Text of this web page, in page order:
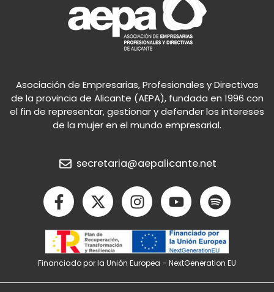
Asociación de Empresarias, Profesionales y Directivas
de la provincia de Alicante (AEPA), fundada en 1996 con
el fin de representar, gestionar y defender los intereses
de la mujer en el mundo empresarial.
secretaria@aepalicante.net
F
a
c
e
b
o
o
X
-
t
w
i
t
t
I
n
s
t
a
g
r
Y
o
u
t
u
b
e
S
p
o
t
i
f
y
Financiado por la Unión Europea – NextGeneration EU